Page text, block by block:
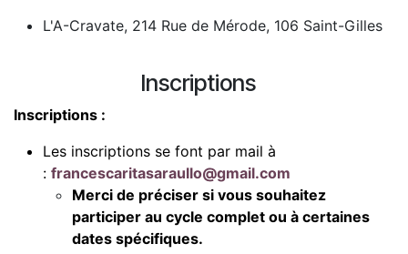
L'A-Cravate, 214 Rue de Mérode, 106 Saint-Gilles
Inscriptions
Inscriptions :
Les inscriptions se font par mail à
: francescaritasaraullo@gmail.com
Merci de préciser si vous souhaitez
participer au cycle complet ou à certaines
dates spécifiques.